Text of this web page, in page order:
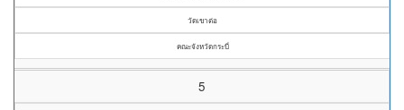
วัดเขาต่อ
คณะจังหวัดกระบี่
5